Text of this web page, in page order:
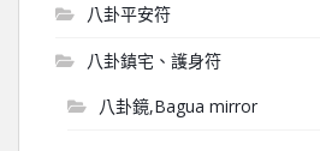
八卦平安符
八卦鎮宅、護身符
八卦鏡,Bagua mirror